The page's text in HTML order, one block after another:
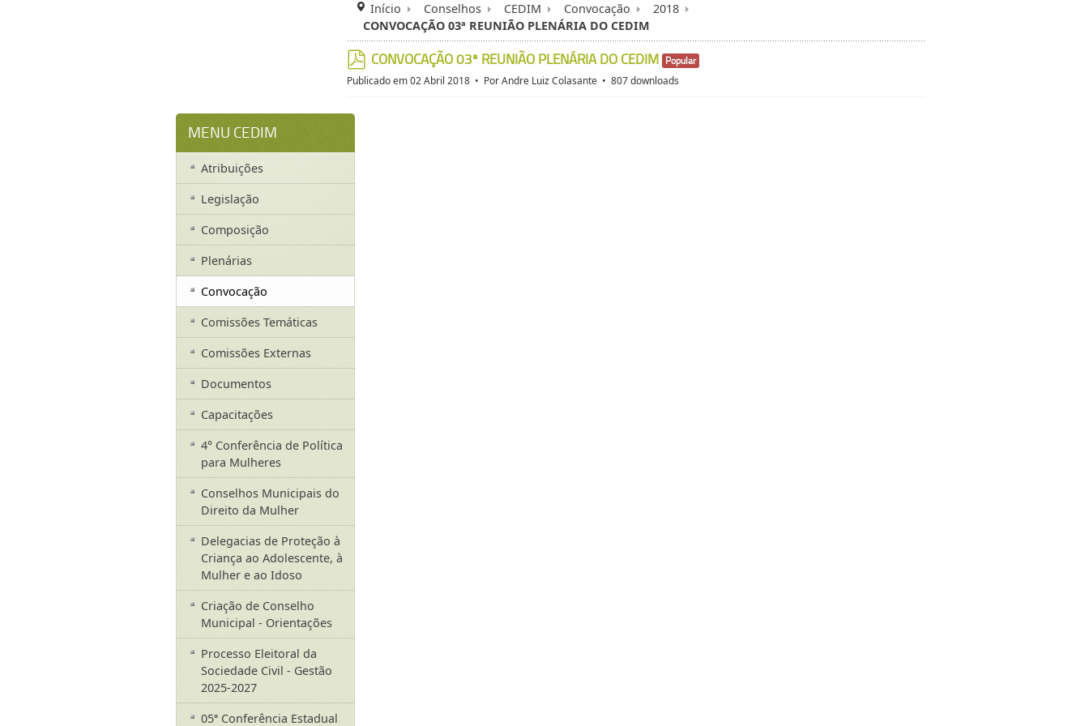
Início Conselhos CEDIM Convocação
2018
CONVOCAÇÃO 03ª REUNIÃO PLENÁRIA DO CEDIM
pdf
CONVOCAÇÃO 03ª REUNIÃO PLENÁRIA DO CEDIM Popular
Publicado em 02 Abril 2018 PorAndre Luiz Colasante 807 downloads
MENU CEDIM
Atribuições
Legislação
Composição
Plenárias
Convocação
Comissões Temáticas
Comissões Externas
Documentos
Capacitações
4° Conferência de Política
para Mulheres
Conselhos Municipais do
Direito da Mulher
Delegacias de Proteção à
Criança ao Adolescente, à
Mulher e ao Idoso
Criação de Conselho
Municipal - Orientações
Processo Eleitoral da
Sociedade Civil - Gestão
2025-2027
05ª Conferência Estadual